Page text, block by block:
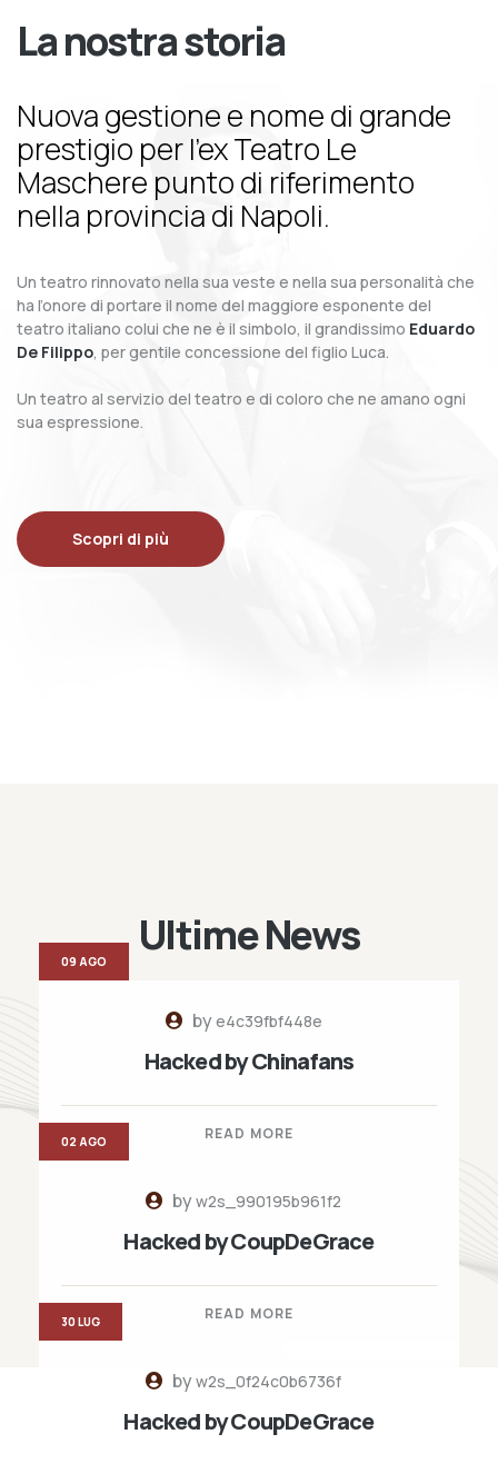
La nostra storia
Nuova gestione e nome di grande
prestigio per l’ex Teatro Le
Maschere punto di riferimento
nella provincia di Napoli.
Un teatro rinnovato nella sua veste e nella sua personalità che
ha l’onore di portare il nome del maggiore esponente del
teatro italiano colui che ne è il simbolo, il grandissimo Eduardo
De Filippo, per gentile concessione del figlio Luca.
Un teatro al servizio del teatro e di coloro che ne amano ogni
sua espressione.
Scopri di più
Ultime News
bye4c39fbf448e
Hacked by Chinafans
READ MORE
09 AGO
byw2s_990195b961f2
Hacked by CoupDeGrace
READ MORE
02 AGO
byw2s_0f24c0b6736f
Hacked by CoupDeGrace
30 LUG